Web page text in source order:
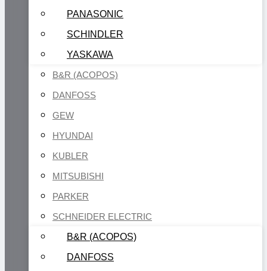
PANASONIC
SCHINDLER
YASKAWA
B&R (ACOPOS)
DANFOSS
GEW
HYUNDAI
KUBLER
MITSUBISHI
PARKER
SCHNEIDER ELECTRIC
B&R (ACOPOS)
DANFOSS